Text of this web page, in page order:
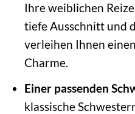
Ihre weiblichen
tiefe Ausschnitt und
verleihen Ihnen
Charme.
Einer passenden
klassische